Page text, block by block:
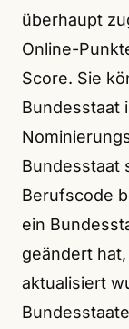
überhaupt
Online-
Score. Sie
Bundesstaat
Bundesstaat
Berufscode
ein
geändert
aktualisiert